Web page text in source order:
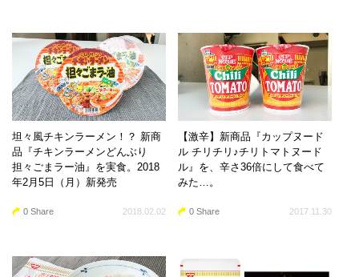
坦々風チキンラーメン！？ 新商
品『チキンラーメンどんぶり
担々ごまラー油』を実食。2018
年2月5日（月）新発売
0 Share 2018.02.02
【激辛】新商品『カップヌード
ル チリチリ♪チリトマトヌード
ル』を、辛さ36倍にして食べて
みた…。
0 Share 2017.11.30